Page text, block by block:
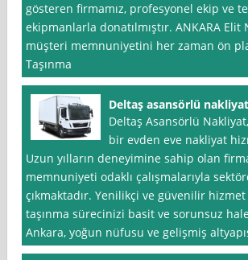
gösteren firmamız, profesyonel ekip ve
ekipmanlarla donatılmıştır. ANKARA Elit
müşteri memnuniyetini her zaman ön
Taşınma
Deltaş asansörlü nakliyat
Deltaş Asansörlü
bir evden eve nakliyat
Uzun yılların deneyimine sahip olan
memnuniyeti odaklı çalışmalarıyla
çıkmaktadır. Yenilikçi ve güvenilir hizmet
taşınma sürecinizi basit ve sorunsuz
Ankara, yoğun nüfusu ve gelişmiş